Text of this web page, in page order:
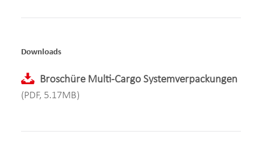
Downloads
Broschüre Multi-Cargo Systemverpackungen
(PDF, 5.17MB)